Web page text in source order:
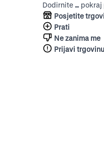
Dodirnite … pokraj
Posjetite
Prati
Ne zanima me
Prijavi trgovinu